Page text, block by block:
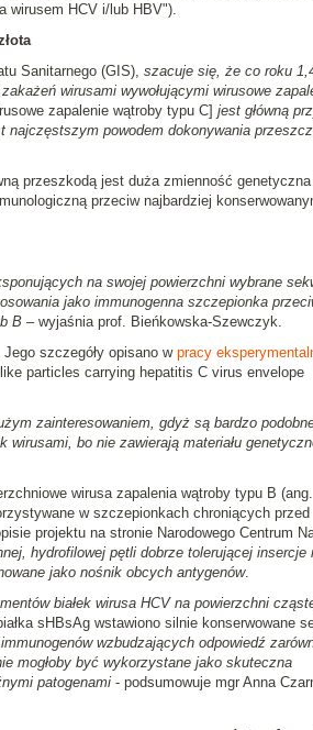
wirusem HCV i/lub HBV").
Sanitarnego (GIS), szacuje się, że co roku
wirusami wywołującymi wirusowe
zapalenie wątroby typu C] jest główną
powodem dokonywania
przeszkodą jest duża zmienność
przeciw najbardziej
na swojej powierzchni wybrane
jako immunogenna szczepionka
B– wyjaśnia prof. Bieńkowska-Szewczyk.
Jego szczegóły opisano wpracy
particles carrying hepatitis C virus envelope
zainteresowaniem, gdyż są bardzo
bo nie zawierają materiału
wirusa zapalenia wątroby typu B (ang.
w szczepionkach chroniących przed
projektu na stronie Narodowego Centrum
hydrofilowej pętli dobrze tolerującej insercje
jako nośnik obcych antygenów.
białek wirusa HCV na powierzchni
sHBsAg wstawiono silnie konserwowane
wzbudzających odpowiedź
mogłoby być wykorzystane jako skuteczna
patogenami- podsumowuje mgr Anna